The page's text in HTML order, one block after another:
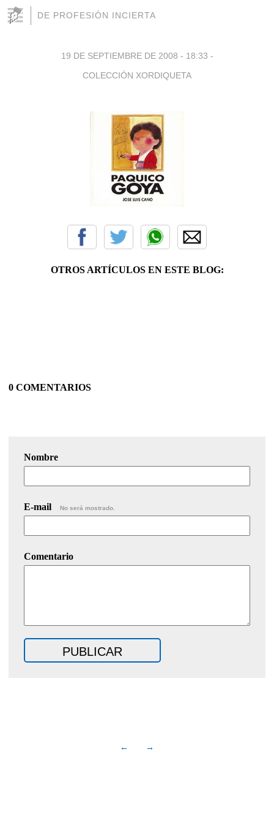
DE PROFESIÓN INCIERTA
19 DE SEPTIEMBRE DE 2008 - 18:33 -
COLECCIÓN XORDIQUETA
OTROS ARTÍCULOS EN ESTE BLOG:
0 COMENTARIOS
Nombre
E-mail No será mostrado.
Comentario
← →